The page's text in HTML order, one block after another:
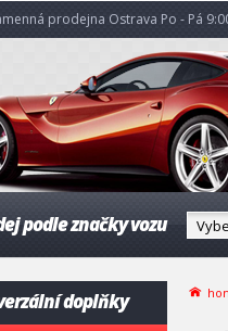
prodejna Ostrava Po - Pá
podle značky vozu
doplňky